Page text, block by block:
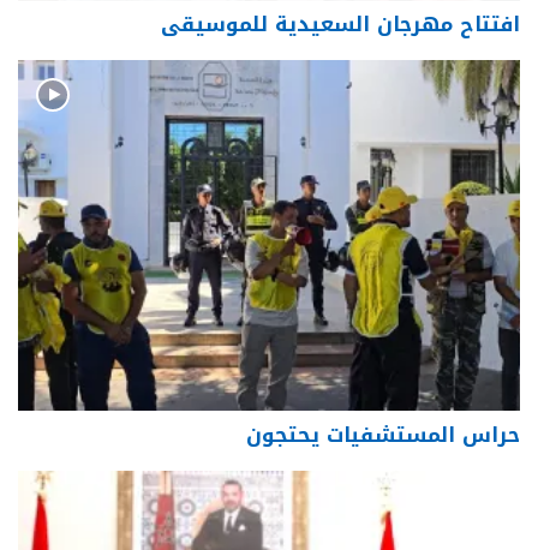
افتتاح مهرجان السعيدية للموسيقى
حراس المستشفيات يحتجون